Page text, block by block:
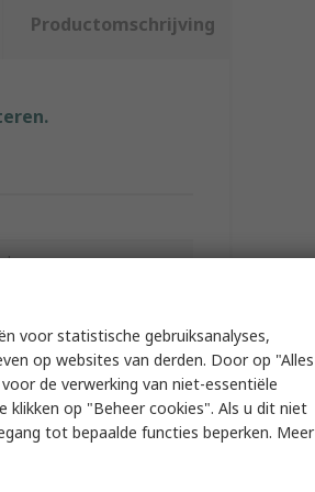
Productomschrijving
voor statistische gebruiksanalyses,
op websites van derden. Door op "Alles
de verwerking van niet-essentiële
klikken op "Beheer cookies". Als u dit niet
tot bepaalde functies beperken. Meer